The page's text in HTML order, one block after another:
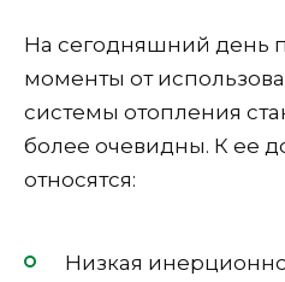
На сегодняшний день
моменты от
системы отопления
более очевидны. К ее
относятся:
Низкая